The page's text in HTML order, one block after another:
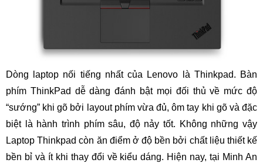
Dòng laptop nối tiếng nhất của Lenovo là Thinkpad. Bàn
phím ThinkPad dễ dàng đánh bật mọi đối thủ về mức độ
“sướng” khi gõ bởi layout phím vừa đủ, ôm tay khi gõ và đặc
biệt là hành trình phím sâu, độ nảy tốt. Không những vậy
Laptop Thinkpad còn ăn điểm ở độ bền bởi chất liệu thiết kế
bền bỉ và ít khi thay đổi về kiểu dáng. Hiện nay, tại Minh An